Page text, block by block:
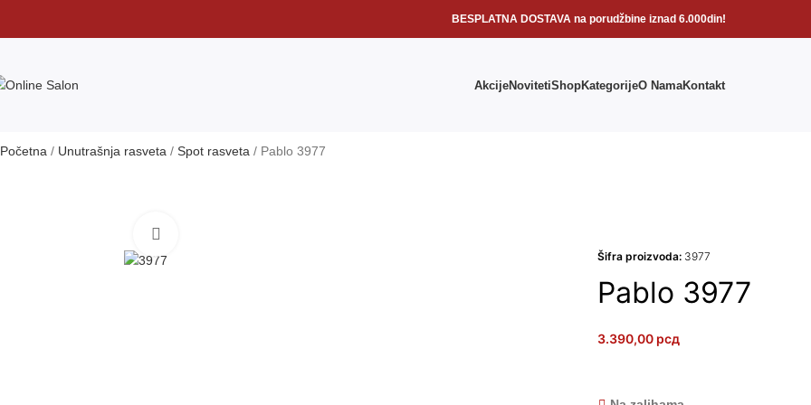
BESPLATNA DOSTAVA na porudžbine iznad 6.000din!
AkcijeNovitetiShopKategorijeO NamaKontakt
Početna Unutrašnja rasveta Spot rasveta Pablo 3977
Šifra proizvoda: 3977
Pablo 3977
3.390,00 рсд